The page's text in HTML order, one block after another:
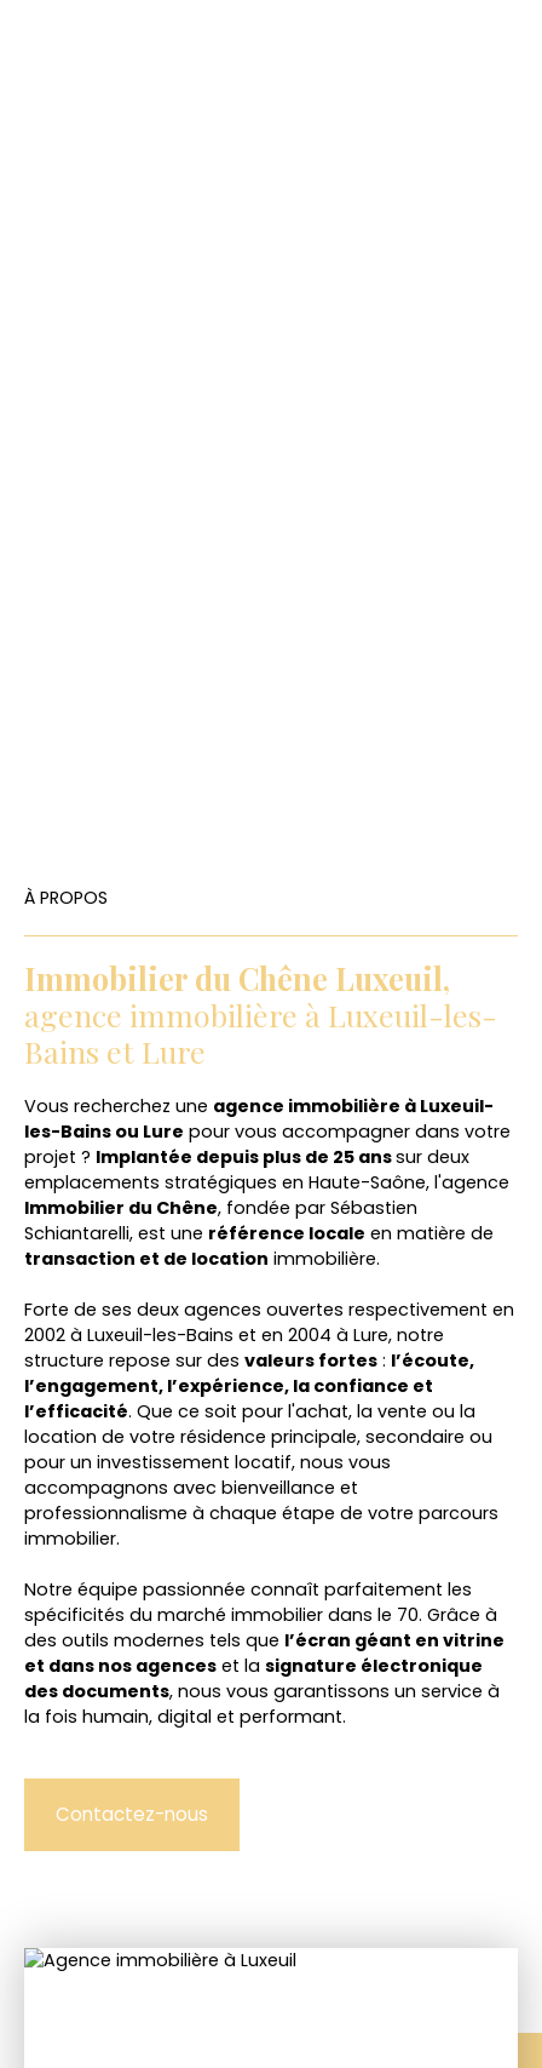
À PROPOS
Immobilier du Chêne Luxeuil,
agence immobilière à Luxeuil-les-
Bains et Lure
Vous recherchez une agence immobilière à Luxeuil-
les-Bains ou Lure pour vous accompagner dans votre
projet ? Implantée depuis plus de 25 anssur deux
emplacements stratégiques en Haute-Saône, l'agence
Immobilier du Chêne, fondée par Sébastien
Schiantarelli, est une référence locale en matière de
transaction et de location immobilière.
Forte de ses deux agences ouvertes respectivement en
2002 à Luxeuil-les-Bains et en 2004 à Lure, notre
structure repose sur des valeurs fortes : l’écoute,
l’engagement, l’expérience, la confiance et
l’efficacité. Que ce soit pour l'achat, la vente ou la
location de votre résidence principale, secondaire ou
pour un investissement locatif, nous vous
accompagnons avec bienveillance et
professionnalisme à chaque étape de votre parcours
immobilier.
Notre équipe passionnée connaît parfaitement les
spécificités du marché immobilier dans le 70. Grâce à
des outils modernes tels que l’écran géant en vitrine
et dans nos agences et la signature électronique
des documents, nous vous garantissons un service à
la fois humain, digital et performant.
Contactez-nous